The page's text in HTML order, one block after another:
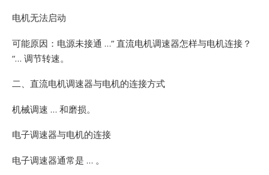
电机无法启动
可能原因：电源未接通 …” 直流电机调速器怎样与电机连接？
“… 调节转速。
二、直流电机调速器与电机的连接方式
机械调速 … 和磨损。
电子调速器与电机的连接
电子调速器通常是 … 。